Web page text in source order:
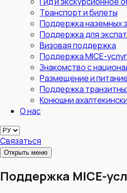
Транспорт и билеты
Поддержка наземных
Поддержка для
Визовая поддержка
Поддержка MICE-услуг
Знакомство с
Размещение и питание
Поддержка
Конюшни
О нас
Связаться
Открыть меню
Поддержка MICE-